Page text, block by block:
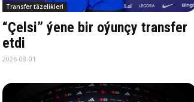
Transfer täzelikleri
“Çelsi” ýene bir oýunçy transfer
etdi
2026-08-01